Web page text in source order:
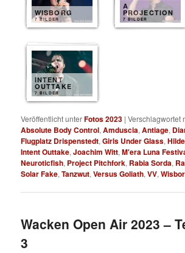
WISBORG
7 BILDER
A
PROJECTION
7 BILDER
INTENT
OUTTAKE
7 BILDER
Veröffentlicht unterFotos 2023 |Verschlagwortet
Absolute Body Control,Amduscia,Antiage,
Flugplatz Drispenstedt,Girls Under Glass,
Intent Outtake,Joachim Witt,M'era Luna
Neuroticfish, Project Pitchfork, Rabia Sorda,
Solar Fake,Tanzwut,Versus Goliath,VV,
Wacken Open Air 2023 –
3